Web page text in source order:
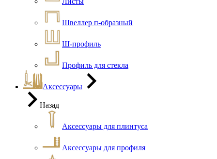
Швеллер п-образный
Ш-профиль
Профиль для стекла
Аксессуары
Назад
Аксессуары для плинтуса
Аксессуары для профиля